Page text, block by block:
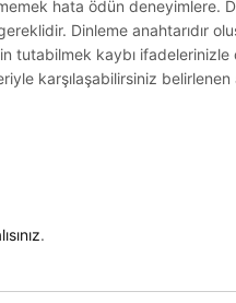
hata ödün deneyimlere.
Dinleme anahtarıdır
tutabilmek kaybı
karşılaşabilirsiniz belirlenen
.